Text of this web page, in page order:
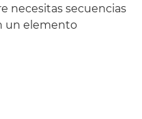
necesitas secuencias
un elemento